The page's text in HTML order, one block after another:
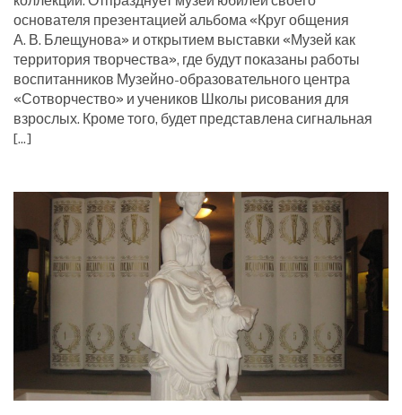
основателя презентацией альбома «Круг общения
А. В. Блещунова» и открытием выставки «Музей как
территория творчества», где будут показаны работы
воспитанников Музейно-образовательного центра
«Сотворчество» и учеников Школы рисования для
взрослых. Кроме того, будет представлена сигнальная
[…]